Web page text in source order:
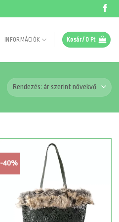
INFORMÁCIÓK Kosár / 0 Ft
-40%